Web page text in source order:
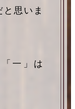
思いま
一」は